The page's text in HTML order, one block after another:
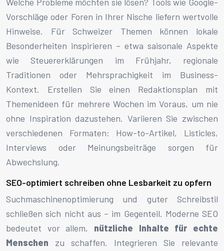
Vorschläge oder Foren in Ihrer Nische liefern wertvolle
Hinweise. Für Schweizer Themen können lokale
Besonderheiten inspirieren – etwa saisonale Aspekte
wie Steuererklärungen im Frühjahr, regionale
Traditionen oder Mehrsprachigkeit im Business-
Kontext. Erstellen Sie einen Redaktionsplan mit
Themenideen für mehrere Wochen im Voraus, um nie
ohne Inspiration dazustehen. Variieren Sie zwischen
verschiedenen Formaten: How-to-Artikel, Listicles,
Interviews oder Meinungsbeiträge sorgen für
Abwechslung.
SEO-optimiert schreiben ohne Lesbarkeit zu opfern
Suchmaschinenoptimierung und guter Schreibstil
schließen sich nicht aus – im Gegenteil. Moderne SEO
bedeutet vor allem, nützliche Inhalte für echte
Menschen zu schaffen. Integrieren Sie relevante